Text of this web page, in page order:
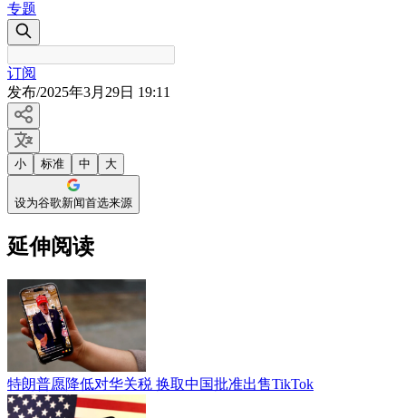
专题
订阅
发布/2025年3月29日 19:11
小 标准 中 大
设为谷歌新闻首选来源
延伸阅读
特朗普愿降低对华关税 换取中国批准出售TikTok